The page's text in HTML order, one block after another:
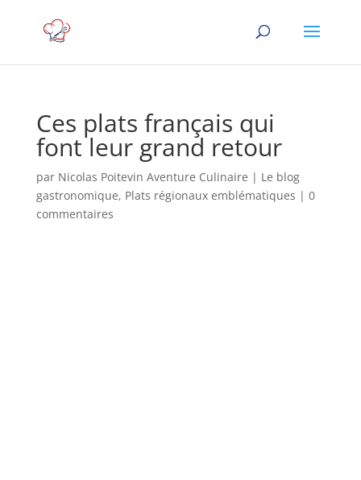
Ces plats français qui
font leur grand retour
par Nicolas Poitevin Aventure Culinaire | Le blog
gastronomique, Plats régionaux emblématiques | 0
commentaires